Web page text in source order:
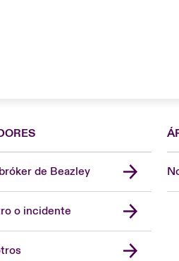
de Beazley
o incidente